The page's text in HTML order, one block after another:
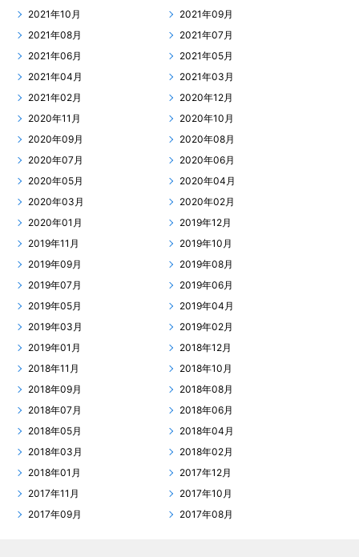
2021年10月
2021年09月
2021年08月
2021年07月
2021年06月
2021年05月
2021年04月
2021年03月
2021年02月
2020年12月
2020年11月
2020年10月
2020年09月
2020年08月
2020年07月
2020年06月
2020年05月
2020年04月
2020年03月
2020年02月
2020年01月
2019年12月
2019年11月
2019年10月
2019年09月
2019年08月
2019年07月
2019年06月
2019年05月
2019年04月
2019年03月
2019年02月
2019年01月
2018年12月
2018年11月
2018年10月
2018年09月
2018年08月
2018年07月
2018年06月
2018年05月
2018年04月
2018年03月
2018年02月
2018年01月
2017年12月
2017年11月
2017年10月
2017年09月
2017年08月